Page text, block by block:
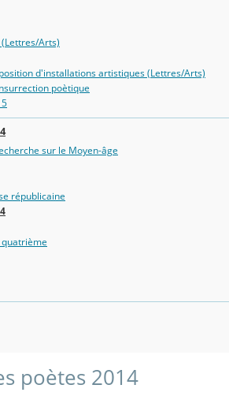
Arts)
d'installations artistiques (Lettres/Arts)
poètique
sur le Moyen-âge
républicaine
quatrième
poètes 2014